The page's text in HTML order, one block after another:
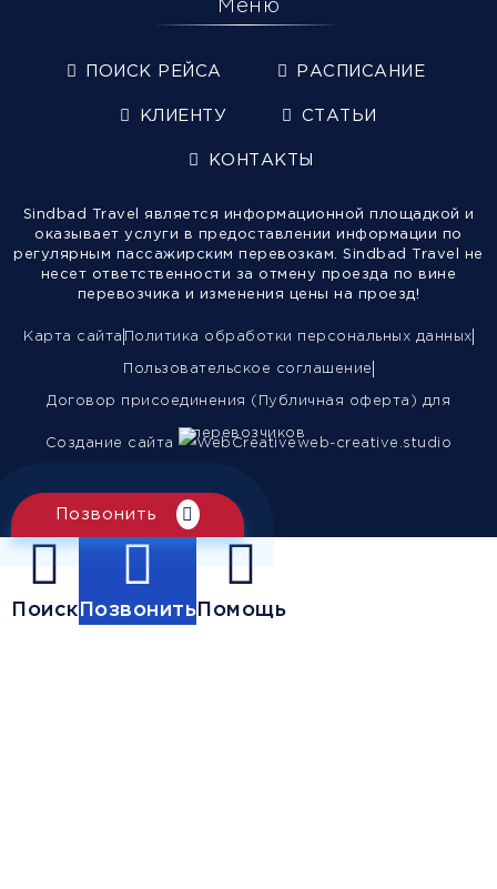
Меню
ПОИСК РЕЙСА РАСПИСАНИЕ
КЛИЕНТУ СТАТЬИ
КОНТАКТЫ
Sindbad Travel является информационной площадкой и
оказывает услуги в предоставлении информации по
регулярным пассажирским перевозкам. Sindbad Travel не
несет ответственности за отмену проезда по вине
перевозчика и изменения цены на проезд!
Карта сайта Политика обработки персональных данных
Пользовательское соглашение
Договор присоединения (Публичная оферта) для
перевозчиков
Создание сайта
web-creative.studio
Позвонить
ПоискПозвонитьПомощь